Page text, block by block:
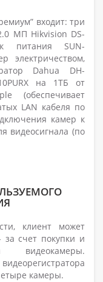
входит: три
МП Hikvision DS-
питания SUN-
электричеством,
Dahua DH-
на 1ТБ от
(обеспечивает
LAN кабеля по
камер к
видеосигнала (по
клиент может
счет покупки и
камеры.